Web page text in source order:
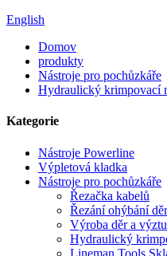
English
Domov
produkty
Nástroje pro pochůzkáře
Hydraulický krimpovací
Kategorie
Nástroje Powerline
Výpletová kladka
Nástroje pro pochůzkáře
Řezačka kabelů
Řezání ohýbání
Výroba děr a
Hydraulický
Lineman Tools